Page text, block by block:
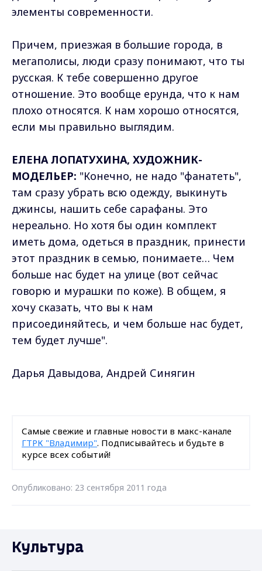
элементы современности.
Причем, приезжая в большие города, в
мегаполисы, люди сразу понимают, что ты
русская. К тебе совершенно другое
отношение. Это вообще ерунда, что к нам
плохо относятся. К нам хорошо относятся,
если мы правильно выглядим.
ЕЛЕНА ЛОПАТУХИНА, ХУДОЖНИК-
МОДЕЛЬЕР: "Конечно, не надо "фанатеть",
там сразу убрать всю одежду, выкинуть
джинсы, нашить себе сарафаны. Это
нереально. Но хотя бы один комплект
иметь дома, одеться в праздник, принести
этот праздник в семью, понимаете… Чем
больше нас будет на улице (вот сейчас
говорю и мурашки по коже). В общем, я
хочу сказать, что вы к нам
присоединяйтесь, и чем больше нас будет,
тем будет лучше".
Дарья Давыдова, Андрей Синягин
Самые свежие и главные новости в макс-канале
ГТРК "Владимир". Подписывайтесь и будьте в
курсе всех событий!
Опубликовано: 23 сентября 2011 года
Культура